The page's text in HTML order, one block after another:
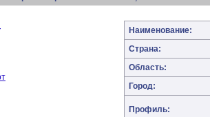
Наименование:
Страна:
Область:
Город:
Профиль: